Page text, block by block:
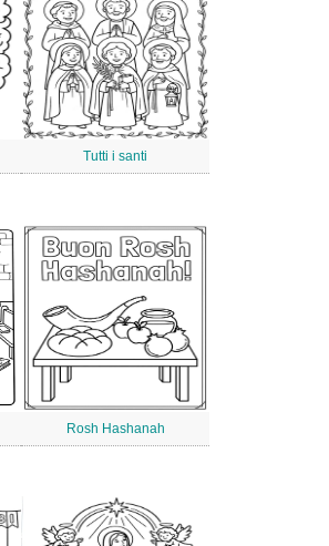
Tutti i santi
Rosh Hashanah